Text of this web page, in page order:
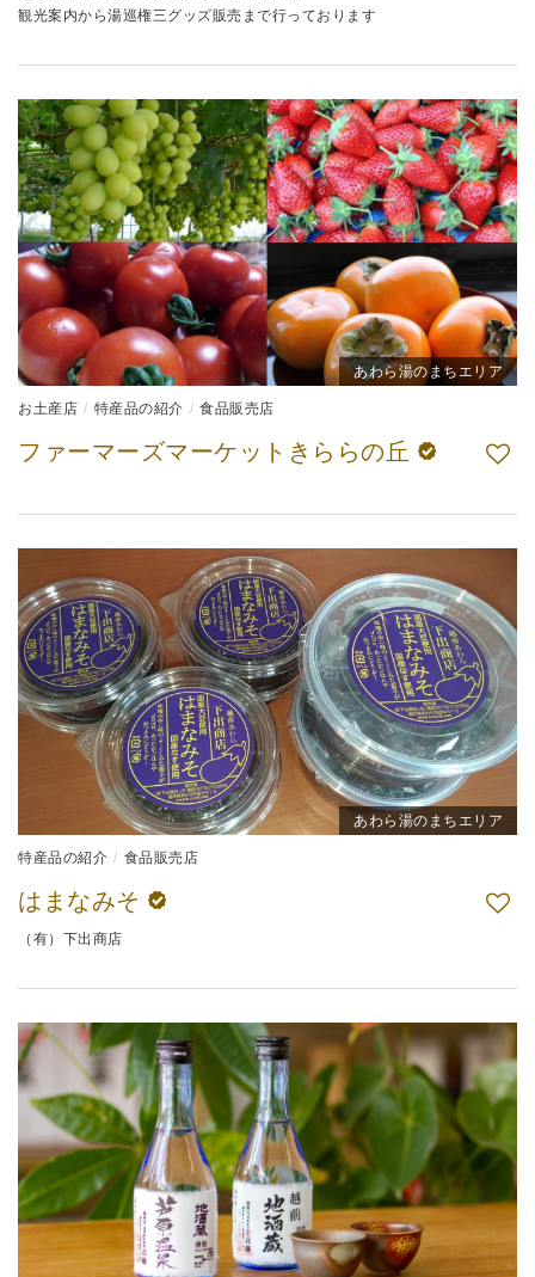
観光案内から湯巡権三グッズ販売まで行っております
あわら湯のまちエリア
お土産店 特産品の紹介 食品販売店
ファーマーズマーケットきららの丘
あわら湯のまちエリア
特産品の紹介 食品販売店
はまなみそ
（有）下出商店